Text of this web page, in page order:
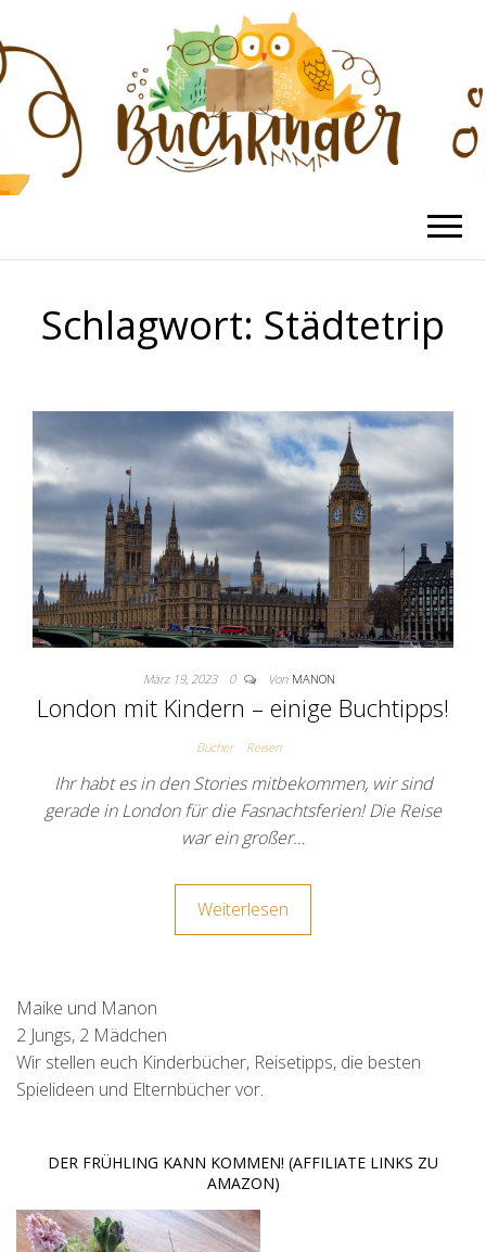
Die schönsten Kinderbücher
Schlagwort: Städtetrip
März 19, 2023 0 Von MANON
London mit Kindern – einige Buchtipps!
Bücher Reisen
Ihr habt es in den Stories mitbekommen, wir sind
gerade in London für die Fasnachtsferien! Die Reise
war ein großer…
Weiterlesen
Maike und Manon
2 Jungs, 2 Mädchen
Wir stellen euch Kinderbücher, Reisetipps, die besten
Spielideen und Elternbücher vor.
DER FRÜHLING KANN KOMMEN! (AFFILIATE LINKS ZU
AMAZON)